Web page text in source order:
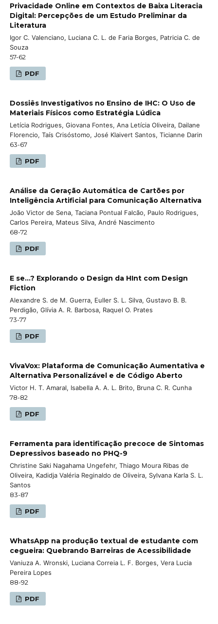
Privacidade Online em Contextos de Baixa Literacia
Digital: Percepções de um Estudo Preliminar da
Literatura
Igor C. Valenciano, Luciana C. L. de Faria Borges, Patricia C. de
Souza
57-62
PDF
Dossiês Investigativos no Ensino de IHC: O Uso de
Materiais Físicos como Estratégia Lúdica
Letícia Rodrigues, Giovana Fontes, Ana Letícia Oliveira, Dailane
Florencio, Taís Crisóstomo, José Klaivert Santos, Ticianne Darin
63-67
PDF
Análise da Geração Automática de Cartões por
Inteligência Artificial para Comunicação Alternativa
João Victor de Sena, Taciana Pontual Falcão, Paulo Rodrigues,
Carlos Pereira, Mateus Silva, André Nascimento
68-72
PDF
E se...? Explorando o Design da HInt com Design
Fiction
Alexandre S. de M. Guerra, Euller S. L. Silva, Gustavo B. B.
Perdigão, Glívia A. R. Barbosa, Raquel O. Prates
73-77
PDF
VivaVox: Plataforma de Comunicação Aumentativa e
Alternativa Personalizável e de Código Aberto
Victor H. T. Amaral, Isabella A. A. L. Brito, Bruna C. R. Cunha
78-82
PDF
Ferramenta para identificação precoce de Sintomas
Depressivos baseado no PHQ-9
Christine Saki Nagahama Ungefehr, Thiago Moura Ribas de
Oliveira, Kadidja Valéria Reginaldo de Oliveira, Sylvana Karla S. L.
Santos
83-87
PDF
WhatsApp na produção textual de estudante com
cegueira: Quebrando Barreiras de Acessibilidade
Vaniuza A. Wronski, Luciana Correia L. F. Borges, Vera Lucia
Pereira Lopes
88-92
PDF